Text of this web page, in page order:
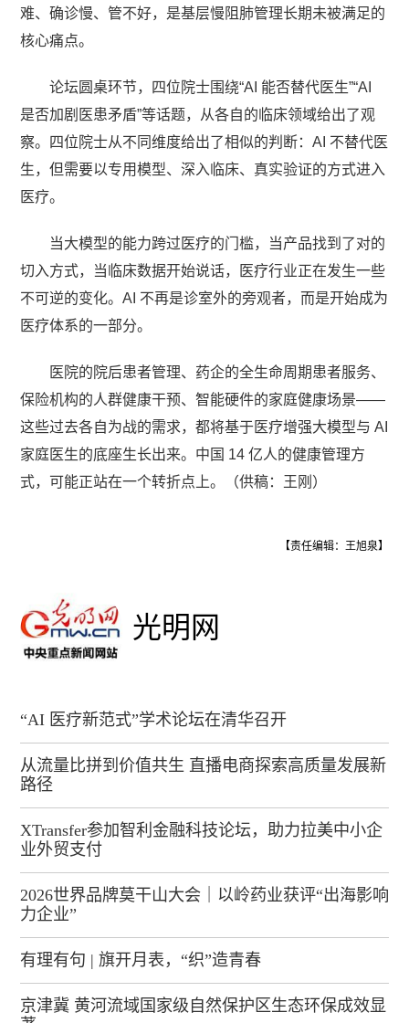
难、确诊慢、管不好，是基层慢阻肺管理长期未被满足的
核心痛点。
论坛圆桌环节，四位院士围绕“AI 能否替代医生”“AI
是否加剧医患矛盾”等话题，从各自的临床领域给出了观
察。四位院士从不同维度给出了相似的判断：AI 不替代医
生，但需要以专用模型、深入临床、真实验证的方式进入
医疗。
当大模型的能力跨过医疗的门槛，当产品找到了对的
切入方式，当临床数据开始说话，医疗行业正在发生一些
不可逆的变化。AI 不再是诊室外的旁观者，而是开始成为
医疗体系的一部分。
医院的院后患者管理、药企的全生命周期患者服务、
保险机构的人群健康干预、智能硬件的家庭健康场景——
这些过去各自为战的需求，都将基于医疗增强大模型与 AI
家庭医生的底座生长出来。中国 14 亿人的健康管理方
式，可能正站在一个转折点上。（供稿：王刚）
【责任编辑：王旭泉】
光明网
“AI 医疗新范式”学术论坛在清华召开
从流量比拼到价值共生 直播电商探索高质量发展新
路径
XTransfer参加智利金融科技论坛，助力拉美中小企
业外贸支付
2026世界品牌莫干山大会｜以岭药业获评“出海影响
力企业”
有理有句 | 旗开月表，“织”造青春
京津冀 黄河流域国家级自然保护区生态环保成效显